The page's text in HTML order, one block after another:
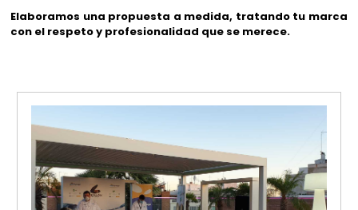
Elaboramos una propuesta a medida, tratando tu marca
con el respeto y profesionalidad que se merece.